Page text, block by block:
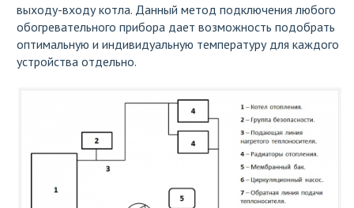
выходу-входу котла. Данный метод подключения любого
обогревательного прибора дает возможность подобрать
оптимальную и индивидуальную температуру для каждого
устройства отдельно.